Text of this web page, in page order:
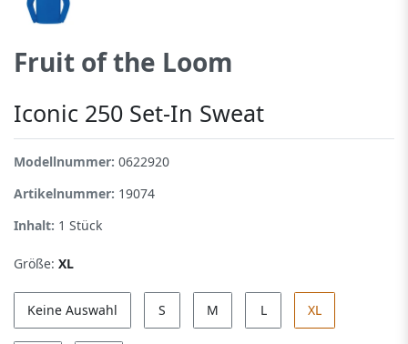
Fruit of the Loom
Iconic 250 Set-In Sweat
Modellnummer: 0622920
Artikelnummer: 19074
Inhalt: 1 Stück
Größe: XL
Keine Auswahl S M L XL